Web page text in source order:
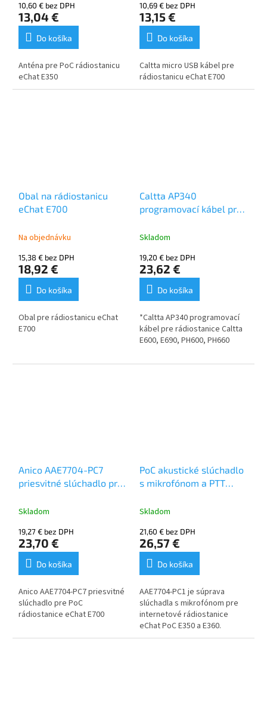
10,60 € bez DPH
13,04 €
Do košíka
Anténa pre PoC rádiostanicu
eChat E350
10,69 € bez DPH
13,15 €
Do košíka
Caltta micro USB kábel pre
rádiostanicu eChat E700
Obal na rádiostanicu
eChat E700
Na objednávku
15,38 € bez DPH
18,92 €
Do košíka
Obal pre rádiostanicu eChat
E700
Caltta AP340
programovací kábel pre
PH600, PH660
Skladom
19,20 € bez DPH
23,62 €
Do košíka
*Caltta AP340 programovací
kábel pre rádiostanice Caltta
E600, E690, PH600, PH660
Anico AAE7704-PC7
priesvitné slúchadlo pre
Skladom
19,27 € bez DPH
23,70 €
Do košíka
Anico AAE7704-PC7 priesvitné
slúchadlo pre PoC
rádiostanice eChat E700
PoC akustické slúchadlo
s mikrofónom a PTT
E360
Skladom
21,60 € bez DPH
26,57 €
Do košíka
AAE7704-PC1 je súprava
slúchadla s mikrofónom pre
internetové rádiostanice
eChat PoC E350 a E360.